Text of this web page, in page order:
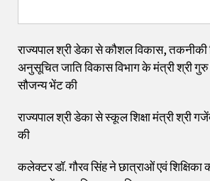
राज्यपाल श्री डेका से कौशल विकास, तकनीकी
अनुसूचित जाति विकास विभाग के मंत्री श्री
सौजन्य भेंट की
राज्यपाल श्री डेका से स्कूल शिक्षा मंत्री श्री
की
कलेक्टर डॉ. गौरव सिंह ने छात्राओं एवं शिक्षिका